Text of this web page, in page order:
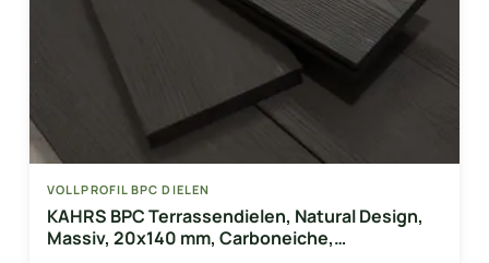
VOLLPROFIL BPC DIELEN
KAHRS BPC Terrassendielen, Natural Design,
Massiv, 20x140 mm, Carboneiche,